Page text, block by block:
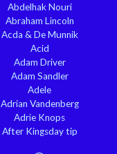
Abdelhak Nouri
Abraham Lincoln
Acda & De Munnik
Acid
Adam Driver
Adam Sandler
Adele
Adrian Vandenberg
Adrie Knops
After Kingsday tip